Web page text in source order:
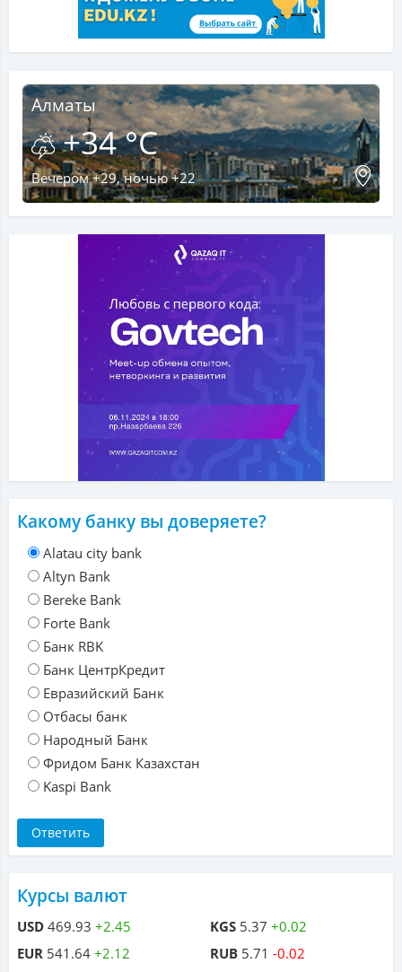
Алматы
+34 °C
Вечером +29, ночью +22
Какому банку вы доверяете?
Alatau city bank
Altyn Bank
Bereke Bank
Forte Bank
Банк RBK
Банк ЦентрКредит
Евразийский Банк
Отбасы банк
Народный Банк
Фридом Банк Казахстан
Kaspi Bank
Курсы валют
USD 469.93 +2.45
EUR 541.64 +2.12
KGS 5.37 +0.02
RUB 5.71 -0.02